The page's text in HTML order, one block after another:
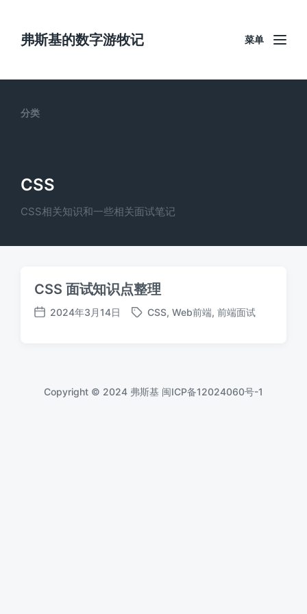
弗斯基的数字游牧记 菜单
分类
CSS
CSS相关知识和一些相关面试笔记
CSS 面试知识点整理
发
2024年3月14日
标
CSS, Web前端, 前端面试
Copyright © 2024 弗斯基 闽ICP备12024060号-1